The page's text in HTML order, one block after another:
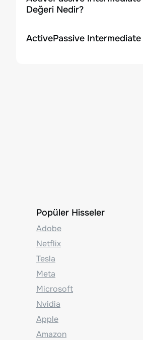
Değeri Nedir?
ActivePassive
Popüler Hisseler
Adobe
Netflix
Tesla
Meta
Microsoft
Nvidia
Apple
Amazon